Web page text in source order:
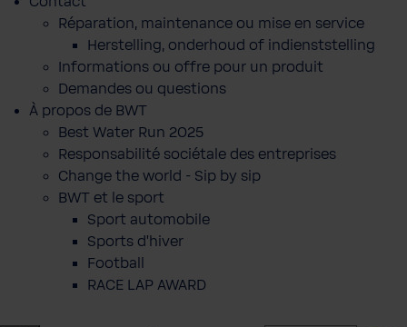
Réparation, maintenance ou mise en service
Herstelling, onderhoud of indienststelling
Informations ou offre pour un produit
Demandes ou questions
À propos de BWT
Best Water Run 2025
Responsabilité sociétale des entreprises
Change the world - Sip by sip
BWT et le sport
Sport automobile
Sports d'hiver
Football
RACE LAP AWARD